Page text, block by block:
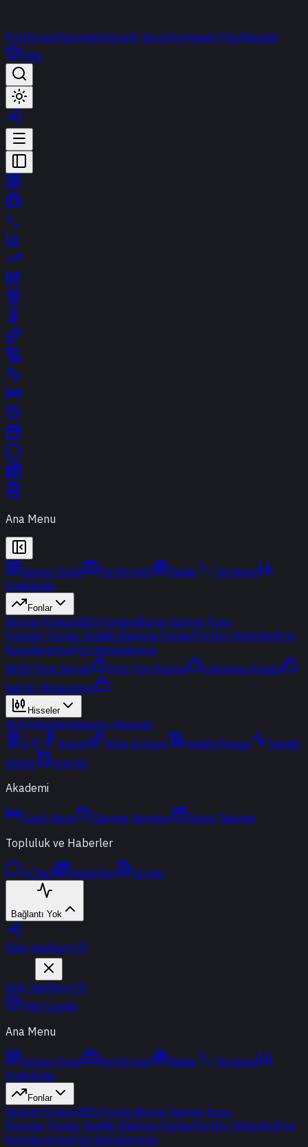
PortföyümFavorilerimCanlı YayınTerminalt-ChatDestek
PRO
Ana Menu
Günün Özeti Portföyüm Radar
Terminal
Endeksler
Fonlar
Yatırım FonlarıBES FonlarıBorsa Yatırım Fonu
Popüler Fonlar YeniBir Bakışta FonlarPortföy ŞirketleriFon
KarşılaştırmaFon Simülasyonu
Akıllı Para Sinyali
Ters Fon Arama
Çakışma Analizi
Sektör Rotasyonu
Hisseler
Yerli HisselerYabancı Hisseler
ETF
Kripto Altın & Döviz Vadeli Piyasa
Teknik
Analiz
Araçlar
Akademi
Canlı Yayın Geçmiş Yayınlar
Yayın Takvimi
Topluluk ve Haberler
t-Chat Haberler Yazılar
Bağlantı Yok
Giriş YapKayıt Ol
Giriş YapKayıt Ol
PRO Üyelik
Ana Menu
Günün Özeti Portföyüm Radar
Terminal
Endeksler
Fonlar
Yatırım FonlarıBES FonlarıBorsa Yatırım Fonu
Popüler Fonlar YeniBir Bakışta FonlarPortföy ŞirketleriFon
KarşılaştırmaFon Simülasyonu